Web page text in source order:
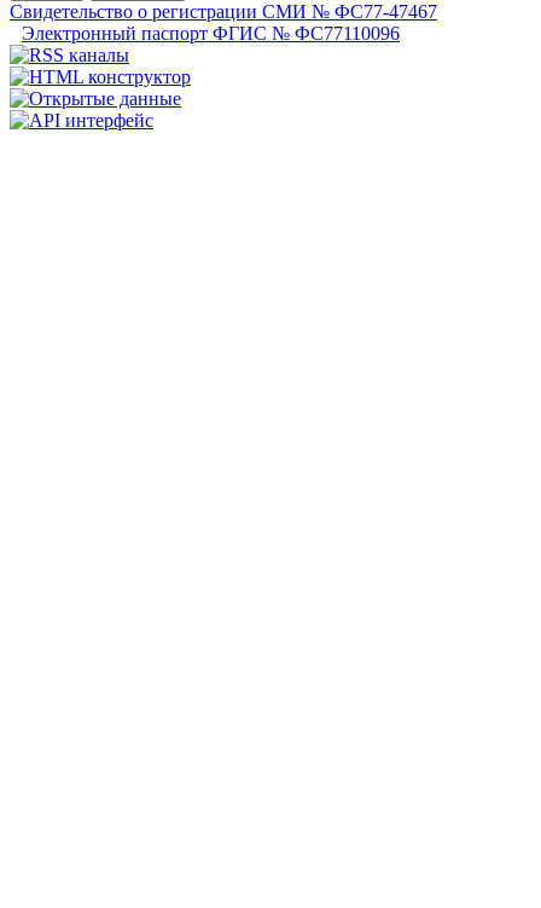
Свидетельство о регистрации СМИ № ФС77-47467
Электронный паспорт ФГИС № ФС77110096